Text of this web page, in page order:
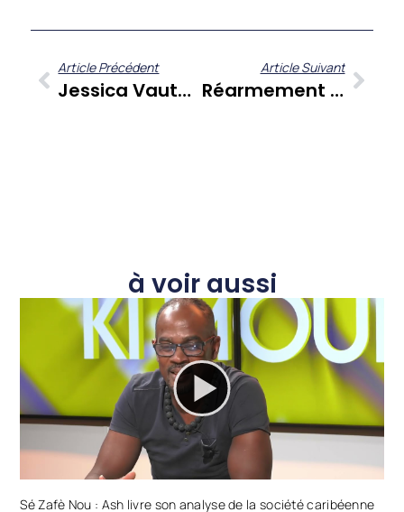
Article Précédent
Jessica Vautor : L’artiste Enracinée Et Voyageuse Partage Son Cœur Ouvert Entre Martinique Et Amérique
Article Suivant
Réarmement En Caraïbe, Économie Locale Et L’impact De L’IA : A Contretemps Décrypte Les Enjeux Actuels
à voir aussi
Sé Zafè Nou : Ash livre son analyse de la société caribéenne